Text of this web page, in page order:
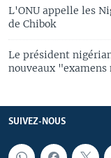
L'ONU appelle les
de Chibok
Le président
nouveaux
SUIVEZ-NOUS